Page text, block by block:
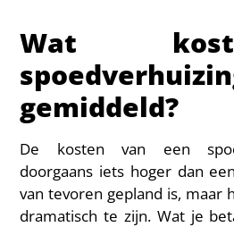
Wat
gemiddeld?
De kosten van een
doorgaans iets hoger dan
van tevoren gepland is, maar
dramatisch te zijn. Wat je